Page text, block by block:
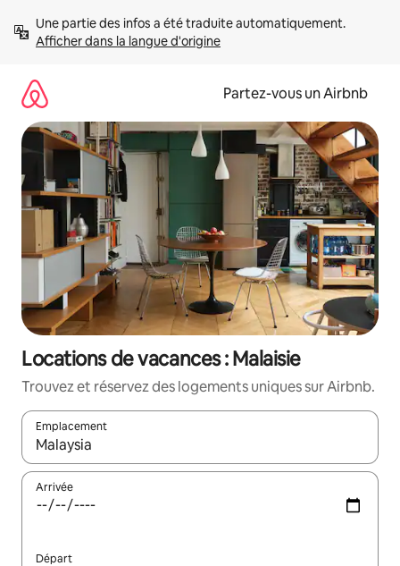
directement
Afficher dans la langue d'origine
Partez-vous un Airbnb
Locations de vacances : Malaisie
Trouvez et réservez des logements uniques sur Airbnb.
Emplacement
Quand les résultats sont affichés, parcourez-les en utilisant
Arrivée
Départ